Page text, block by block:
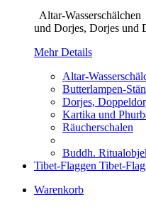
Altar-
und Dorjes, Dorjes und
Mehr Details
Altar-
Butterlampen-
Dorjes,
Kartika und
Räucherschalen
Buddh.
Tibet-Flaggen Tibet-
Warenkorb